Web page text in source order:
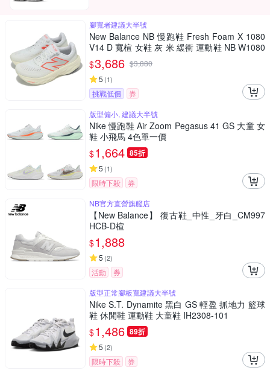
腳寬者建議大半號
New Balance NB 慢跑鞋 Fresh Foam X 1080
V14 D 寬楦 女鞋 灰 米 緩衝 運動鞋 NB W1080
14H-D
$3,686 $3,880
5 (1)
挑戰低價
券
版型偏小, 建議大半號
Nike 慢跑鞋 Air Zoom Pegasus 41 GS 大童 女
鞋 小飛馬 4色單一價
$1,664 85折
5 (1)
限時下殺
券
NB官方直營旗艦店
【New Balance】 復古鞋_中性_牙白_CM997
HCB-D楦
$1,888
5 (2)
活動
券
版型正常腳板寬建議大半號
Nike S.T. Dynamite 黑白 GS 輕盈 抓地力 籃球
鞋 休閒鞋 運動鞋 大童鞋 IH2308-101
$1,486 89折
5 (2)
限時下殺
券